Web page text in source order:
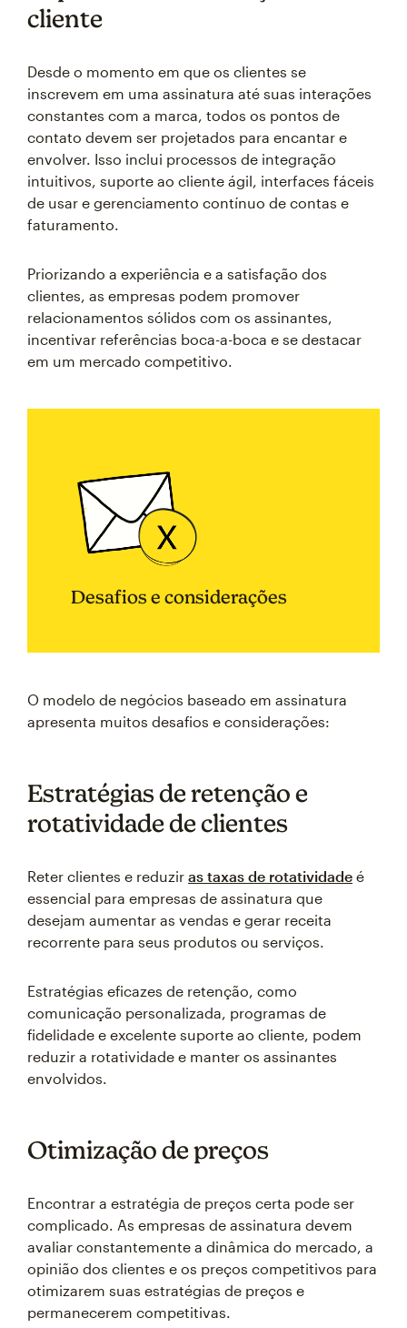
cliente
Desde o momento em que os clientes se
inscrevem em uma assinatura até suas interações
constantes com a marca, todos os pontos de
contato devem ser projetados para encantar e
envolver. Isso inclui processos de integração
intuitivos, suporte ao cliente ágil, interfaces fáceis
de usar e gerenciamento contínuo de contas e
faturamento.
Priorizando a experiência e a satisfação dos
clientes, as empresas podem promover
relacionamentos sólidos com os assinantes,
incentivar referências boca-a-boca e se destacar
em um mercado competitivo.
Desafios e considerações
O modelo de negócios baseado em assinatura
apresenta muitos desafios e considerações:
Estratégias de retenção e
rotatividade de clientes
Reter clientes e reduzir as taxas de rotatividade é
essencial para empresas de assinatura que
desejam aumentar as vendas e gerar receita
recorrente para seus produtos ou serviços.
Estratégias eficazes de retenção, como
comunicação personalizada, programas de
fidelidade e excelente suporte ao cliente, podem
reduzir a rotatividade e manter os assinantes
envolvidos.
Otimização de preços
Encontrar a estratégia de preços certa pode ser
complicado. As empresas de assinatura devem
avaliar constantemente a dinâmica do mercado, a
opinião dos clientes e os preços competitivos para
otimizarem suas estratégias de preços e
permanecerem competitivas.